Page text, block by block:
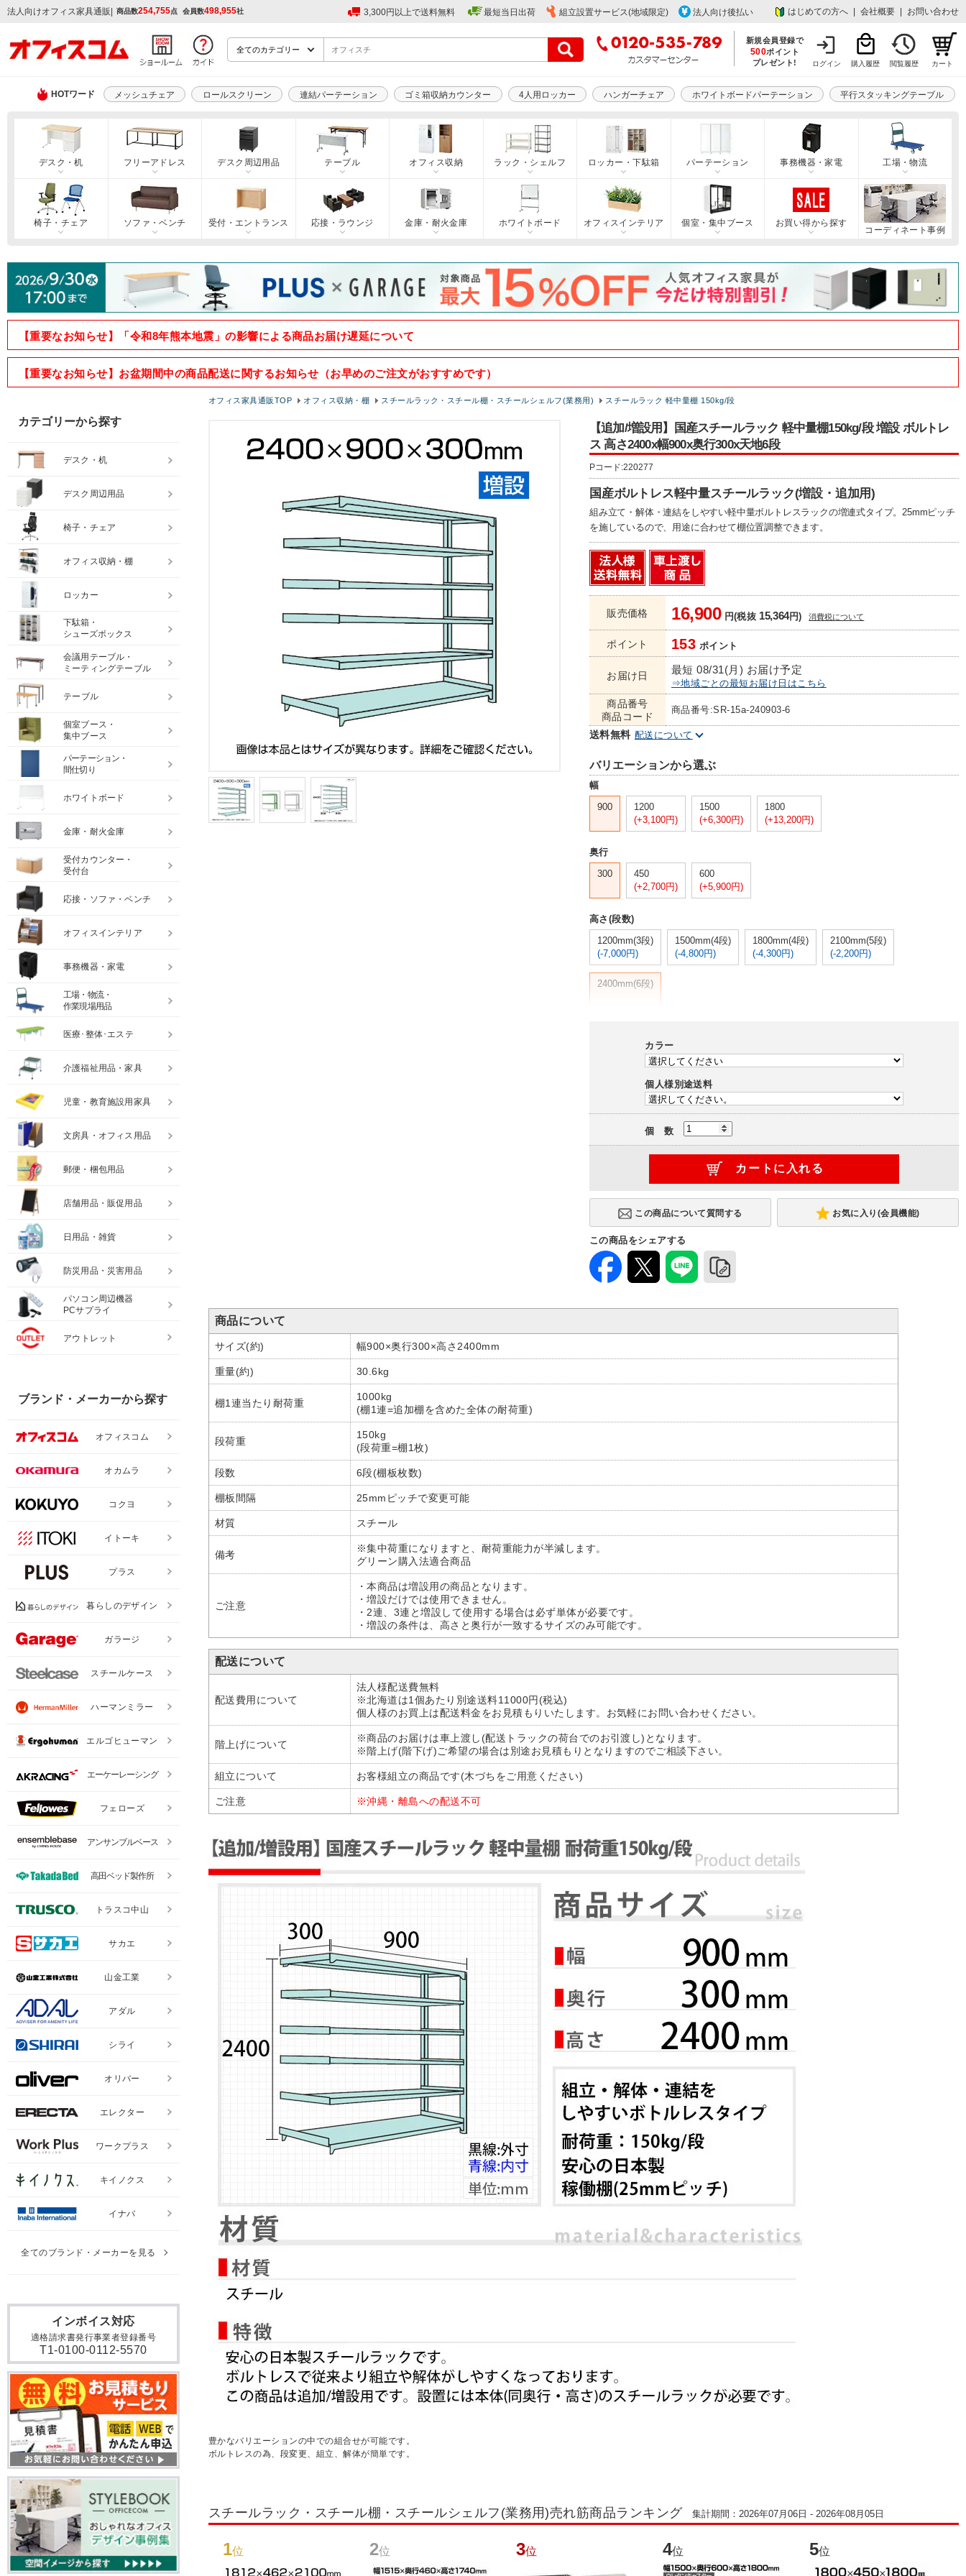
法人向けオフィス家具通販 | 商品数254,755点 会員数498,955社 3,300円以上で送料無料 最短当日出荷 組立設置サービス(地域限定) 法人向け後払い はじめての方へ 会社概要 お問い合わせ
新規会員登録で
500ポイント
プレゼント!
ログイン 購入履歴 閲覧履歴 カート
HOTワード メッシュチェア ロールスクリーン 連結パーテーション ゴミ箱収納カウンター 4人用ロッカー ハンガーチェア ホワイトボードパーテーション 平行スタッキングテーブル
デスク・机 フリーアドレス デスク周辺用品 テーブル オフィス収納 ラック・シェルフ ロッカー・下駄箱 パーテーション 事務機器・家電 工場・物流
椅子・チェア ソファ・ベンチ 受付・エントランス 応接・ラウンジ 金庫・耐火金庫 ホワイトボード オフィスインテリア 個室・集中ブース
お買い得から探す
コーディネート事例
【重要なお知らせ】「令和8年熊本地震」の影響による商品お届け遅延について
【重要なお知らせ】お盆期間中の商品配送に関するお知らせ（お早めのご注文がおすすめです）
オフィス家具通販TOP オフィス収納・棚 スチールラック・スチール棚・スチールシェルフ(業務用) スチールラック 軽中量棚 150kg/段
【追加/増設用】国産スチールラック 軽中量棚150kg/段 増設 ボルトレ
ス 高さ2400x幅900x奥行300x天地6段
Pコード:220277
国産ボルトレス軽中量スチールラック(増設・追加用)
組み立て・解体・連結をしやすい軽中量ボルトレスラックの増連式タイプ。25mmピッチ
を施しているので、用途に合わせて棚位置調整できます。
販売価格 16,900円(税抜 15,364円) 消費税について
ポイント 153 ポイント
お届け日 最短 08/31(月) お届け予定
⇒地域ごとの最短お届け日はこちら
商品番号
商品コード
商品番号:SR-15a-240903-6
送料無料 配送について
バリエーションから選ぶ
幅
900
1200
(+3,100円)
1500
(+6,300円)
1800
(+13,200円)
奥行
300
450
(+2,700円)
600
(+5,900円)
高さ(段数)
1200mm(3段)
(-7,000円)
1500mm(4段)
(-4,800円)
1800mm(4段)
(-4,300円)
2100mm(5段)
(-2,200円)
2400mm(6段)
カラー
個人様別途送料
個 数
お気に入り(会員機能)
この商品をシェアする
商品について
サイズ(約) 幅900×奥行300×高さ2400mm
重量(約) 30.6kg
棚1連当たり耐荷重
1000kg
(棚1連=追加棚を含めた全体の耐荷重)
段荷重
150kg
(段荷重=棚1枚)
段数 6段(棚板枚数)
棚板間隔 25mmピッチで変更可能
材質 スチール
備考
※集中荷重になりますと、耐荷重能力が半減します。
グリーン購入法適合商品
ご注意
・本商品は増設用の商品となります。
・増設だけでは使用できません。
・2連、3連と増設して使用する場合は必ず単体が必要です。
・増設の条件は、高さと奥行が一致するサイズのみ可能です。
配送について
配送費用について
法人様配送費無料
※北海道は1個あたり別途送料11000円(税込)
個人様のお買上は配送料金をお見積もりいたします。お気軽にお問い合わせください。
階上げについて
※商品のお届けは車上渡し(配送トラックの荷台でのお引渡し)となります。
※階上げ(階下げ)ご希望の場合は別途お見積もりとなりますのでご相談下さい。
組立について お客様組立の商品です(木づちをご用意ください)
ご注意 ※沖縄・離島への配送不可
豊かなバリエーションの中での組合せが可能です。
ボルトレスの為、段変更、組立、解体が簡単です。
スチールラック・スチール棚・スチールシェルフ(業務用)売れ筋商品ランキング 集計期間：2026年07月06日 - 2026年08月05日
1位 2位 3位 4位 5位
インボイス対応
適格請求書発行事業者登録番号
T1-0100-0112-5570
カテゴリーから探す
デスク・机
デスク周辺用品
椅子・チェア
オフィス収納・棚
ロッカー
下駄箱・
シューズボックス
会議用テーブル・
ミーティングテーブル
テーブル
個室ブース・
集中ブース
パーテーション・
間仕切り
ホワイトボード
金庫・耐火金庫
受付カウンター・
受付台
応接・ソファ・ベンチ
オフィスインテリア
事務機器・家電
工場・物流・
作業現場用品
医療･整体･エステ
介護福祉用品・家具
児童・教育施設用家具
文房具・オフィス用品
郵便・梱包用品
店舗用品・販促用品
日用品・雑貨
防災用品・災害用品
パソコン周辺機器
PCサプライ
アウトレット
ブランド・メーカーから探す
オフィスコム
オカムラ
コクヨ
イトーキ
プラス
暮らしのデザイン
ガラージ
スチールケース
ハーマンミラー
エルゴヒューマン
エーケーレーシング
フェローズ
アンサンブルベース
高田ベッド製作所
トラスコ中山
サカエ
山金工業
アダル
シライ
オリバー
エレクター
ワークプラス
キイノクス
イナバ
全てのブランド・メーカーを見る